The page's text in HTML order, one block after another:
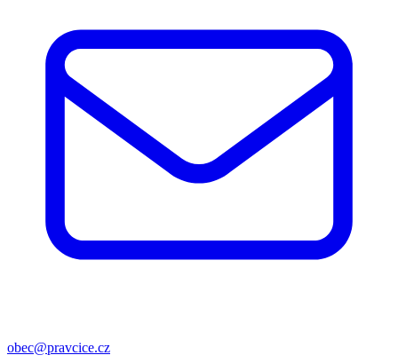
obec@pravcice.cz